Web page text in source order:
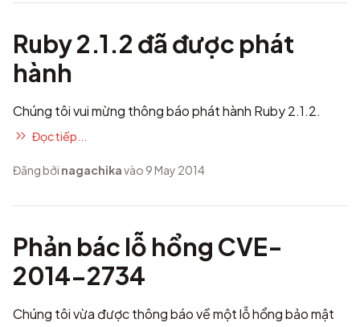
Ruby 2.1.2 đã được phát
hành
Chúng tôi vui mừng thông báo phát hành Ruby 2.1.2.
Đọc tiếp...
Đăng bởi nagachikavào 9 May 2014
Phản bác lỗ hổng CVE-
2014-2734
Chúng tôi vừa được thông báo về một lỗ hổng bảo mật